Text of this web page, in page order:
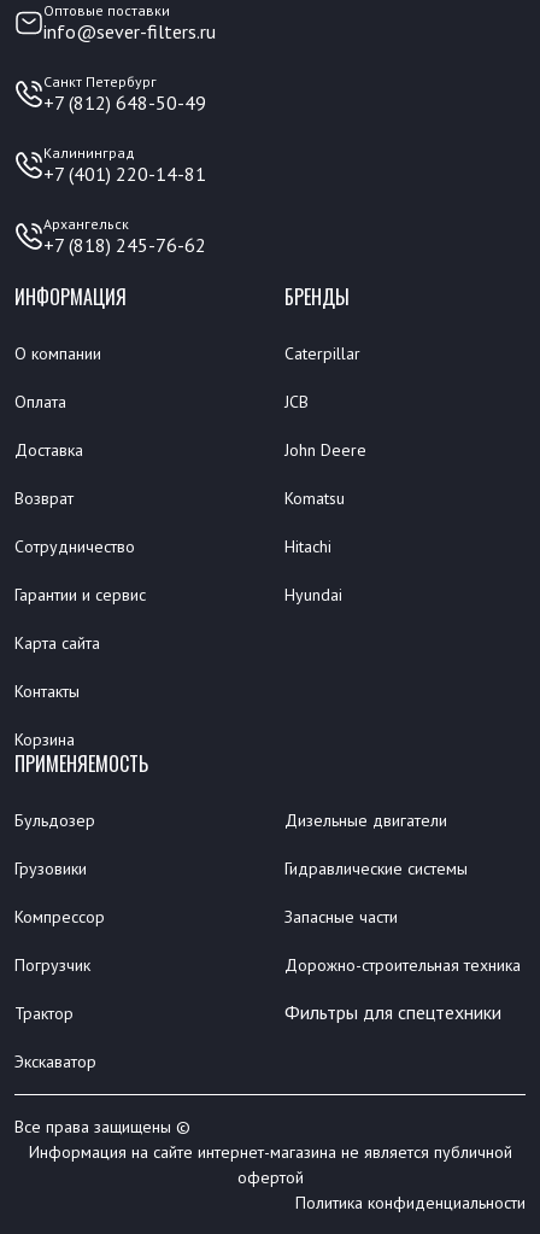
Оптовые поставки
info@sever-filters.ru
Санкт Петербург
+7 (812) 648-50-49
Калининград
+7 (401) 220-14-81
Архангельск
+7 (818) 245-76-62
ИНФОРМАЦИЯ
О компании
Оплата
Доставка
Возврат
Сотрудничество
Гарантии и сервис
Карта сайта
Контакты
Корзина
БРЕНДЫ
Caterpillar
JCB
John Deere
Komatsu
Hitachi
Hyundai
ПРИМЕНЯЕМОСТЬ
Бульдозер
Грузовики
Компрессор
Погрузчик
Трактор
Экскаватор
Дизельные двигатели
Гидравлические системы
Запасные части
Дорожно-строительная техника
Фильтры для спецтехники
Все права защищены ©
Информация на сайте интернет-магазина не является публичной
офертой
Политика конфиденциальности